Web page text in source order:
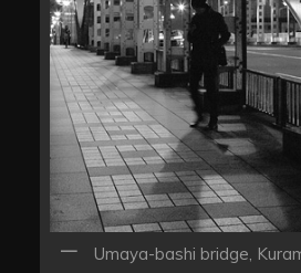
Umaya-bashi bridge,